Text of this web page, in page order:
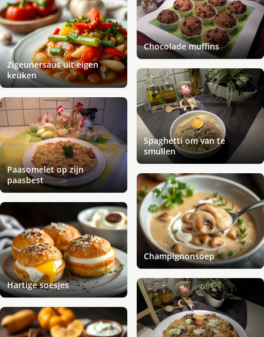
Chocolade muffins
Zigeunersaus uit eigen
keuken
Spaghetti om van te
smullen
Paasomelet op zijn
paasbest
Champignonsoep
Hartige soesjes